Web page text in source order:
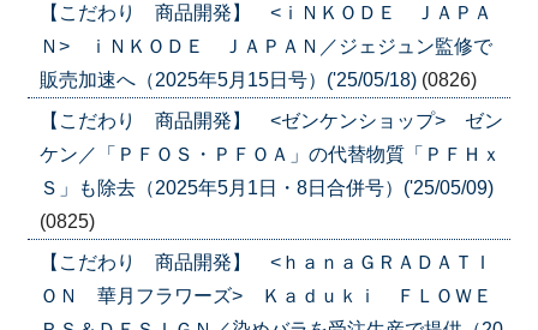
【こだわり 商品開発】 <ｉＮＫＯＤＥ ＪＡＰＡ
Ｎ> ｉＮＫＯＤＥ ＪＡＰＡＮ／ジェジュン監修で
販売加速へ（2025年5月15日号）('25/05/18) (0826)
【こだわり 商品開発】 <ゼンケンショップ> ゼン
ケン／「ＰＦＯＳ・ＰＦＯＡ」の代替物質「ＰＦＨｘ
Ｓ」も除去（2025年5月1日・8日合併号）('25/05/09)
(0825)
【こだわり 商品開発】 <ｈａｎａＧＲＡＤＡＴＩ
ＯＮ 華月フラワーズ> Ｋａｄｕｋｉ ＦＬＯＷＥ